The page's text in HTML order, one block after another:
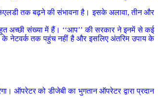
केएलडी तक बढ़ने की संभावना है। इसके अलावा, तीन और
अच्छी संख्या में हैं। ‘‘आप’’ की सरकार ने इनमें से कई
के नेटवर्क तक पहुंच नहीं है और इसलिए अंतरिम उपाय के
ऑपरेटर को डीजेबी का भुगतान ऑपरेटर द्वारा प्रदान